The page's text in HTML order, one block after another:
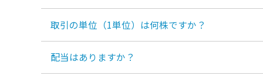
取引の単位（1単位）は何株ですか？
配当はありますか？